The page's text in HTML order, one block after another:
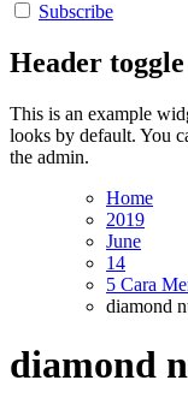
Subscribe
Header
This is an example
looks by default. You
the admin.
Home
2019
June
14
5 Cara
diamond
diamond